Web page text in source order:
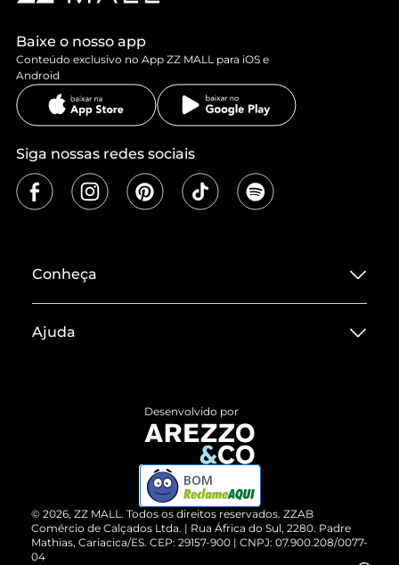
Baixe o nosso app
Conteúdo exclusivo no App ZZ MALL para iOS e
Android
Siga nossas redes sociais
Conheça
Termos de Uso
ZZ MALL é confiável
Cartão Presente
Vendas Corporativas
Ajuda
Devolução do Produto
Compre pelo WhatsApp
© 2026, ZZ MALL. Todos os direitos reservados. ZZAB
Comércio de Calçados Ltda. | Rua África do Sul, 2280. Padre
Mathias, Cariacica/ES. CEP: 29157-900 | CNPJ: 07.900.208/0077-
04
Desenvolvido por
BOM